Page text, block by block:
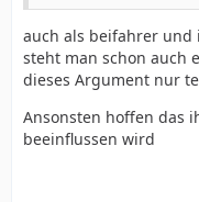
auch als beifahrer und
steht man schon auch
dieses Argument nur
Ansonsten hoffen das
beeinflussen wird